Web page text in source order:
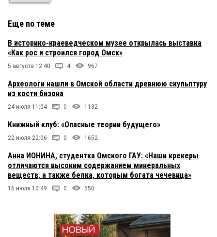
Еще по теме
В историко-краеведческом музее открылась выставка
«Как рос и строился город Омск»
5 августа 12:40 4 967
Археологи нашли в Омской области древнюю скульптуру
из кости бизона
24 июля 11:04 0 1132
Книжный клуб: «Опасные теории будущего»
22 июля 22:06 0 1652
Анна ИОНИНА, студентка Омского ГАУ: «Наши крекеры
отличаются высоким содержанием минеральных
веществ, а также белка, которым богата чечевица»
16 июля 10:49 0 550